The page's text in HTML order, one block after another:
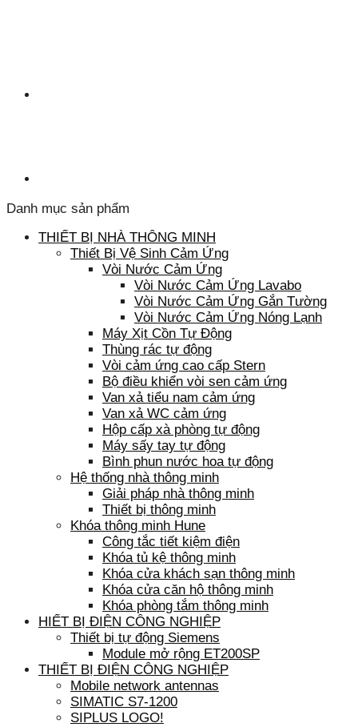
Danh mục sản phẩm
THIẾT BỊ NHÀ THÔNG MINH
Thiết Bị Vệ Sinh Cảm Ứng
Vòi Nước Cảm Ứng
Vòi Nước Cảm Ứng Lavabo
Vòi Nước Cảm Ứng Gắn Tường
Vòi Nước Cảm Ứng Nóng Lạnh
Máy Xịt Cồn Tự Động
Thùng rác tự động
Vòi cảm ứng cao cấp Stern
Bộ điều khiển vòi sen cảm ứng
Van xả tiểu nam cảm ứng
Van xả WC cảm ứng
Hộp cấp xà phòng tự động
Máy sấy tay tự động
Bình phun nước hoa tự động
Hệ thống nhà thông minh
Giải pháp nhà thông minh
Thiết bị thông minh
Khóa thông minh Hune
Công tắc tiết kiệm điện
Khóa tủ kệ thông minh
Khóa cửa khách sạn thông minh
Khóa cửa căn hộ thông minh
Khóa phòng tắm thông minh
HIẾT BỊ ĐIỆN CÔNG NGHIỆP
Thiết bị tự động Siemens
Module mở rộng ET200SP
THIẾT BỊ ĐIỆN CÔNG NGHIỆP
Mobile network antennas
SIMATIC S7-1200
SIPLUS LOGO!